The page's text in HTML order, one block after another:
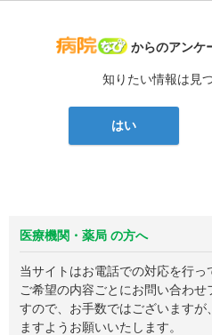
病院なび
からのアンケ
知りたい情報は見
はい
医療機関・薬局 の方へ
当サイトはお電話での対応を行っ
ご希望の内容ごとにお問い合わ
すので、お手数ではございます
ますようお願いいたします。